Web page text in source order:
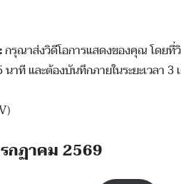
กรุณาส่งวิดีโอการแสดงของคุณ โดยที่
าที และต้องบันทึกภายในระยะเวลา
กฏาคม 2569